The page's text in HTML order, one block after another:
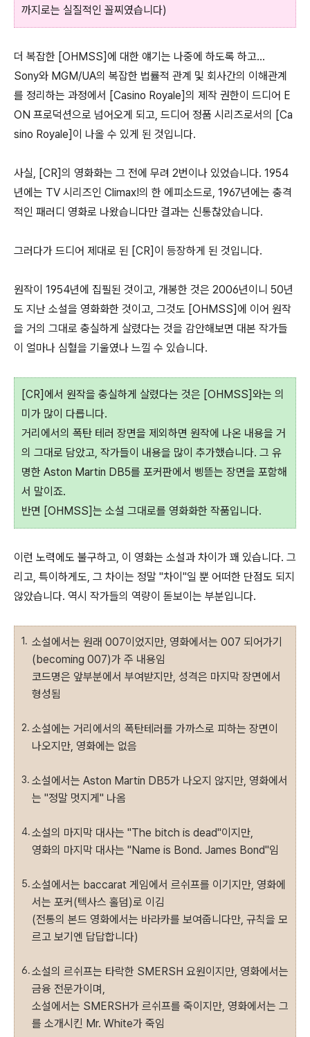
까지로는 실질적인 꼴찌였습니다)
더 복잡한 [OHMSS]에 대한 얘기는 나중에 하도록 하고...
Sony와 MGM/UA의 복잡한 법률적 관계 및 회사간의 이해관계
를 정리하는 과정에서 [Casino Royale]의 제작 권한이 드디어 E
ON 프로덕션으로 넘어오게 되고, 드디어 정품 시리즈로서의 [Ca
sino Royale]이 나올 수 있게 된 것입니다.
사실, [CR]의 영화화는 그 전에 무려 2번이나 있었습니다. 1954
년에는 TV 시리즈인 Climax!의 한 에피소드로, 1967년에는 충격
적인 패러디 영화로 나왔습니다만 결과는 신통찮았습니다.
그러다가 드디어 제대로 된 [CR]이 등장하게 된 것입니다.
원작이 1954년에 집필된 것이고, 개봉한 것은 2006년이니 50년
도 지난 소설을 영화화한 것이고, 그것도 [OHMSS]에 이어 원작
을 거의 그대로 충실하게 살렸다는 것을 감안해보면 대본 작가들
이 얼마나 심혈을 기울였나 느낄 수 있습니다.
[CR]에서 원작을 충실하게 살렸다는 것은 [OHMSS]와는 의
미가 많이 다릅니다.
거리에서의 폭탄 테러 장면을 제외하면 원작에 나온 내용을 거
의 그대로 담았고, 작가들이 내용을 많이 추가했습니다. 그 유
명한 Aston Martin DB5를 포커판에서 삥뜯는 장면을 포함해
서 말이죠.
반면 [OHMSS]는 소설 그대로를 영화화한 작품입니다.
이런 노력에도 불구하고, 이 영화는 소설과 차이가 꽤 있습니다. 그
리고, 특이하게도, 그 차이는 정말 "차이"일 뿐 어떠한 단점도 되지
않았습니다. 역시 작가들의 역량이 돋보이는 부분입니다.
소설에서는 원래 007이었지만, 영화에서는 007 되어가기
(becoming 007)가 주 내용임
코드명은 앞부분에서 부여받지만, 성격은 마지막 장면에서
형성됨
소설에는 거리에서의 폭탄테러를 가까스로 피하는 장면이
나오지만, 영화에는 없음
소설에서는 Aston Martin DB5가 나오지 않지만, 영화에서
는 "정말 멋지게" 나옴
소설의 마지막 대사는 "The bitch is dead"이지만,
영화의 마지막 대사는 "Name is Bond. James Bond"임
소설에서는 baccarat 게임에서 르쉬프를 이기지만, 영화에
서는 포커(텍사스 홀덤)로 이김
(전통의 본드 영화에서는 바라카를 보여줍니다만, 규칙을 모
르고 보기엔 답답합니다)
소설의 르쉬프는 타락한 SMERSH 요원이지만, 영화에서는
금융 전문가이며,
소설에서는 SMERSH가 르쉬프를 죽이지만, 영화에서는 그
를 소개시킨 Mr. White가 죽임